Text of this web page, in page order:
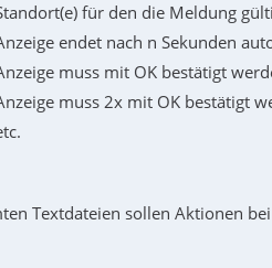
für den die Meldung
endet nach n Sekunden
muss mit OK bestätigt
muss 2x mit OK bestätigt
Textdateien sollen Aktionen